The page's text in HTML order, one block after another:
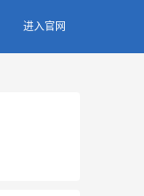
进入官网